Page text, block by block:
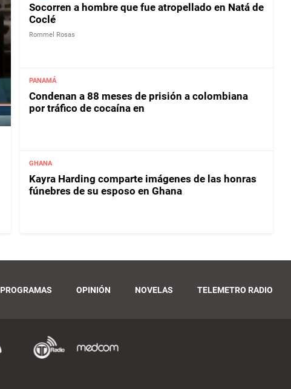
Socorren a hombre que fue atropellado en Natá de
Coclé
Rommel Rosas
PANAMÁ
Condenan a 88 meses de prisión a colombiana
por tráfico de cocaína en
GHANA
Kayra Harding comparte imágenes de las honras
fúnebres de su esposo en Ghana
PROGRAMAS OPINIÓN NOVELAS TELEMETRO RADIO